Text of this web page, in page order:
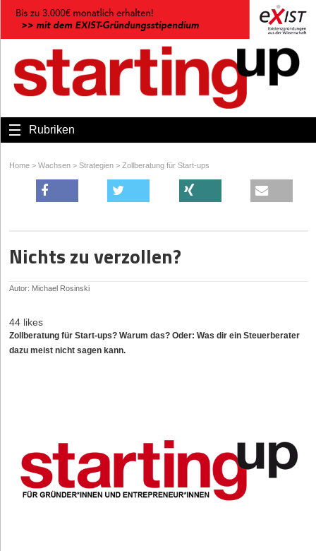
Rubriken
Home > Wachsen > Strategien > Zollberatung für Start-ups
Nichts zu verzollen?
Autor: Michael Rosinski
44 likes
Zollberatung für Start-ups? Warum das? Oder: Was dir ein Steuerberater
dazu meist nicht sagen kann.